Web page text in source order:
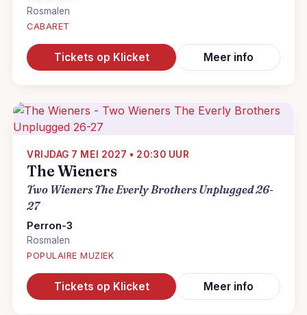
Rosmalen
CABARET
Tickets op Klicket Meer info
VRIJDAG 7 MEI 2027 • 20:30 UUR
The Wieners
Two Wieners The Everly Brothers Unplugged 26-
27
Perron-3
Rosmalen
POPULAIRE MUZIEK
Tickets op Klicket Meer info